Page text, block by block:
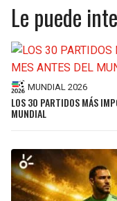
Le puede
MUNDIAL 2026
LOS 30 PARTIDOS MÁS
MUNDIAL